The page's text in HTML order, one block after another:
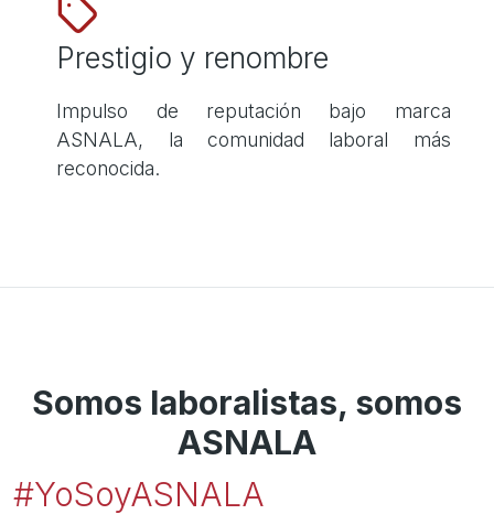
Prestigio y renombre
Impulso de reputación bajo marca
ASNALA, la comunidad laboral más
reconocida.
Somos laboralistas, somos
ASNALA
#YoSoyASNALA